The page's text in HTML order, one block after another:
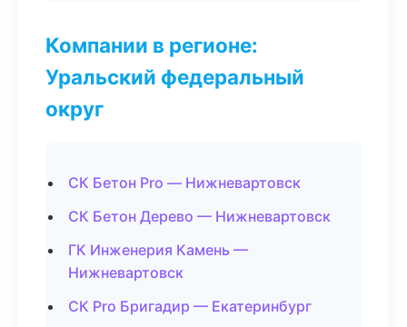
Компании в регионе:
Уральский федеральный
округ
СК Бетон Pro — Нижневартовск
СК Бетон Дерево — Нижневартовск
ГК Инженерия Камень —
Нижневартовск
СК Pro Бригадир — Екатеринбург